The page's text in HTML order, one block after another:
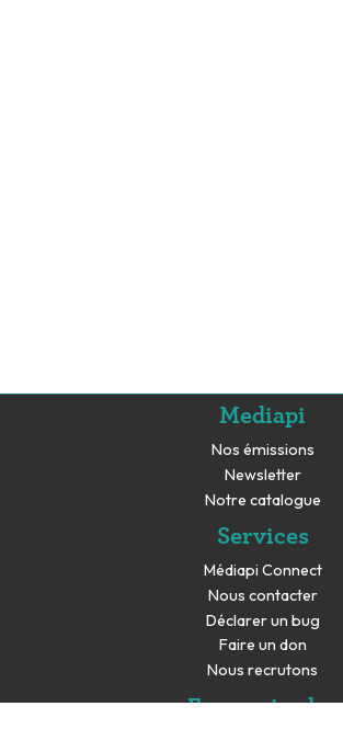
Mediapi
Nos émissions
Newsletter
Notre catalogue
Services
Médiapi Connect
Nous contacter
Déclarer un bug
Faire un don
Nous recrutons
En savoir plus